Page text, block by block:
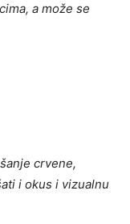
a može se
crvene,
i okus i vizualnu